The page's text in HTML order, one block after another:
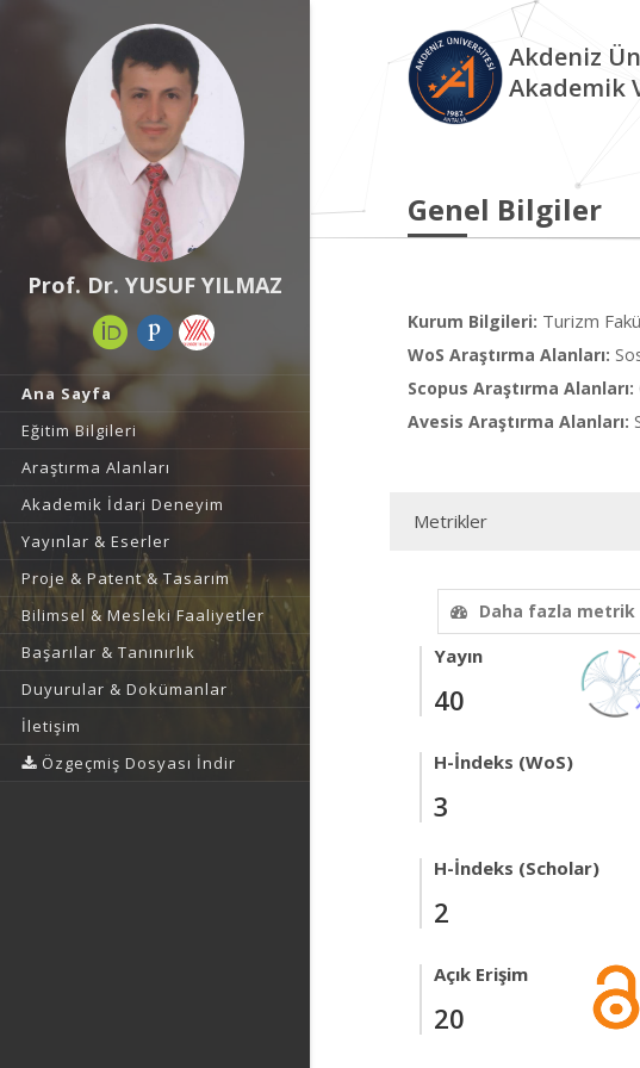
Prof. Dr. YUSUF YILMAZ
Ana Sayfa
Eğitim Bilgileri
Araştırma Alanları
Akademik İdari Deneyim
Yayınlar & Eserler
Proje & Patent & Tasarım
Bilimsel & Mesleki Faaliyetler
Başarılar & Tanınırlık
Duyurular & Dokümanlar
İletişim
Özgeçmiş Dosyası İndir
Akdeniz
Akademik
Genel Bilgiler
Kurum Bilgileri: Turizm
WoS Araştırma Alanları:
Scopus Araştırma Alanları:
Avesis Araştırma Alanları:
Metrikler
Daha fazla metrik
Yayın
40
H-İndeks (WoS)
3
H-İndeks (Scholar)
2
Açık Erişim
20